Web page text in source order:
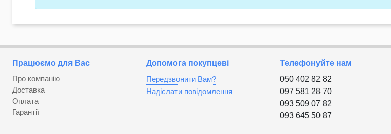
Працюємо для Вас
Про компанію
Доставка
Оплата
Гарантії
Допомога покупцеві
Передзвонити Вам?
Надіслати повідомлення
Телефонуйте нам
050 402 82 82
097 581 28 70
093 509 07 82
093 645 50 87